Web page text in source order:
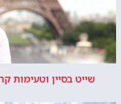
שייט בסיין וטעימות